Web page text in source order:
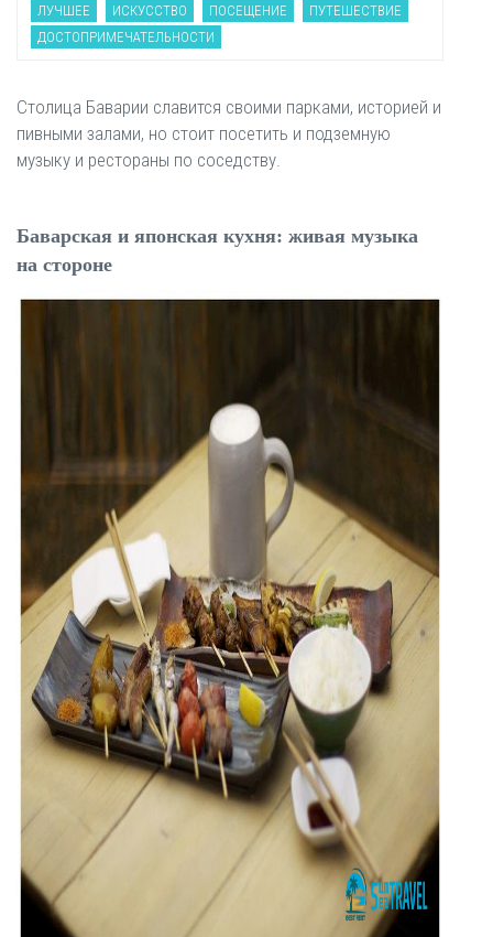
ЛУЧШЕЕ
ИСКУССТВО ПОСЕЩЕНИЕ
ПУТЕШЕСТВИЕ
ДОСТОПРИМЕЧАТЕЛЬНОСТИ
Столица Баварии славится своими парками, историей и
пивными залами, но стоит посетить и подземную
музыку и рестораны по соседству.
Баварская и японская кухня: живая музыка
на стороне